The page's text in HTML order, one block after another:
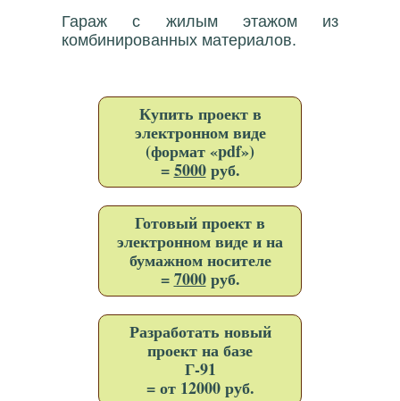
Гараж с жилым этажом из
комбинированных материалов.
Купить проект в
электронном виде
(формат «pdf»)
=5000руб.
Готовый проект в
электронном виде и на
бумажном носителе
=7000руб.
Разработать новый
проект на базе
Г-91
= от 12000 руб.